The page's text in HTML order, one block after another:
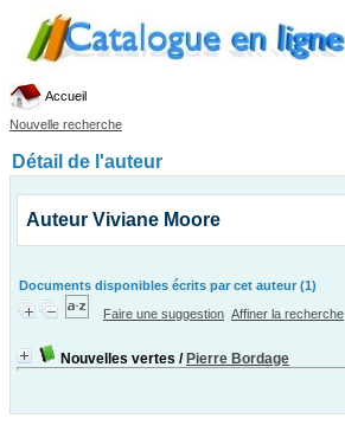
Accueil
Nouvelle recherche
Détail de l'auteur
Auteur Viviane Moore
Documents disponibles écrits par cet auteur (1)
Faire une suggestion Affiner la recherche
Nouvelles vertes / Pierre Bordage